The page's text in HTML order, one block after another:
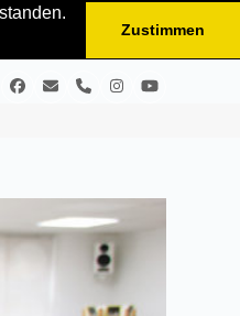
Zustimmen
Facebook
E- TelefonInstagramYouTube